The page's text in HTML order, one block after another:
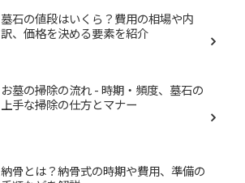
墓石の値段はいくら？費用の相場や内
訳、価格を決める要素を紹介
お墓の掃除の流れ - 時期・頻度、墓石の
上手な掃除の仕方とマナー
納骨とは？納骨式の時期や費用、準備の